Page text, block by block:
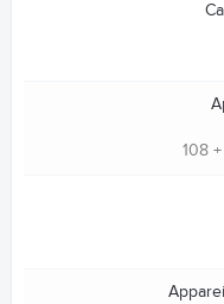
108